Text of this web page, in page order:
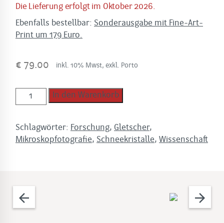
Die Lieferung erfolgt im Oktober 2026.
Ebenfalls bestellbar: Sonderausgabe mit Fine-Art-
Print um 179 Euro.
€ 79.00 inkl. 10% Mwst, exkl. Porto
JUWELEN
DES
-
Ehrenvolle
In den Warenkorb
Schlagwörter: Forschung, Gletscher,
Mikroskopfotografie, Schneekristalle, Wissenschaft
arrow_back arrow_forward